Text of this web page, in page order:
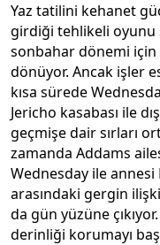
Yaz tatilini kehanet
girdiği tehlikeli oyunu
sonbahar dönemi için
dönüyor. Ancak işler
kısa sürede
Jericho kasabası ile
geçmişe dair sırları
zamanda Addams
Wednesday ile
arasındaki gergin
da gün yüzüne
derinliği korumayı